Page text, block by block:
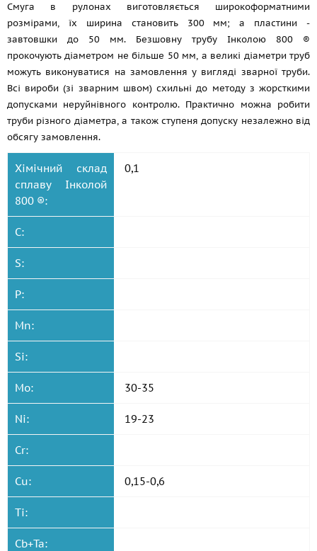
Смуга в рулонах виготовляється широкоформатними
розмірами, їх ширина становить 300 мм; а пластини -
завтовшки до 50 мм. Безшовну трубу Інколою 800 ®
прокочують діаметром не більше 50 мм, а великі діаметри труб
можуть виконуватися на замовлення у вигляді зварної труби.
Всі вироби (зі зварним швом) схильні до методу з жорсткими
допусками неруйнівного контролю. Практично можна робити
труби різного діаметра, а також ступеня допуску незалежно від
обсягу замовлення.
Хімічний склад
сплаву Інколой
800 ®:
0,1
C:
S:
P:
Mn:
Si:
Mo: 30-35
Ni: 19-23
Cr:
Cu: 0,15-0,6
Ti:
Cb+Ta: